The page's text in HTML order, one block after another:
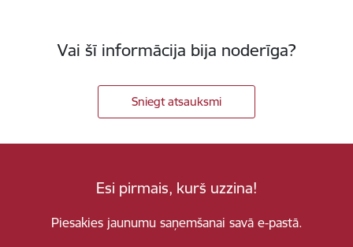
Vai šī informācija bija noderīga?
Sniegt atsauksmi
Esi pirmais, kurš uzzina!
Piesakies jaunumu saņemšanai savā e-pastā.